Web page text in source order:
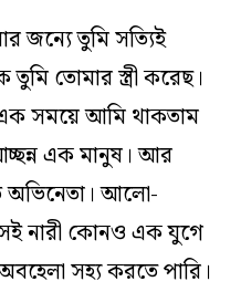
জন্যে তুমি সত্যিই
তোমার স্ত্রী করেছ।
সময়ে আমি থাকতাম
এক মানুষ। আর
আলো-
নারী কোনও এক যুগে
সহ্য করতে পারি।